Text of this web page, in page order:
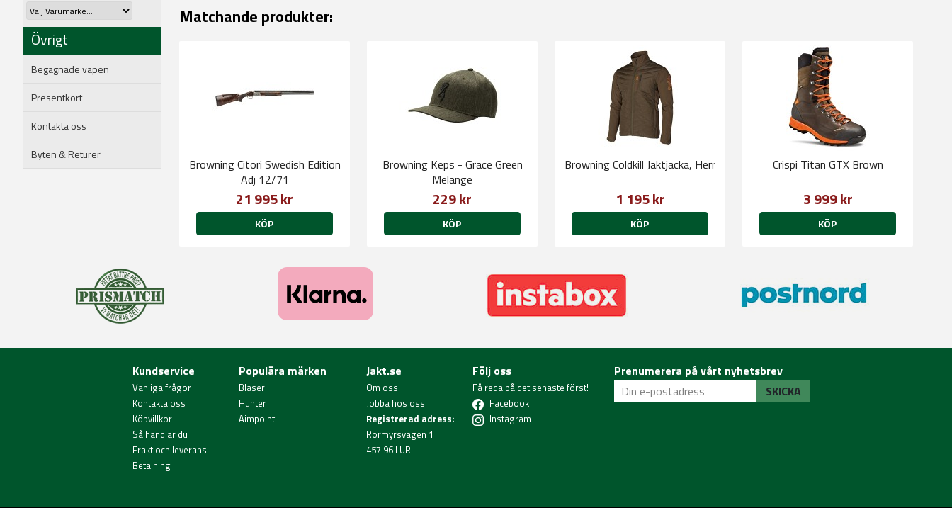
Övrigt
Begagnade vapen
Presentkort
Kontakta oss
Byten & Returer
Matchande produkter:
Browning Citori Swedish Edition
Adj 12/71
21 995 kr
KÖP
Browning Keps - Grace Green
Melange
229 kr
KÖP
Browning Coldkill Jaktjacka, Herr
1 195 kr
KÖP
Crispi Titan GTX Brown
3 999 kr
KÖP
Kundservice
Vanliga frågor
Kontakta oss
Köpvillkor
Så handlar du
Frakt och leverans
Betalning
Populära märken
Blaser
Hunter
Aimpoint
Jakt.se
Om oss
Jobba hos oss
Registrerad adress:
Rörmyrsvägen 1
457 96 LUR
Följ oss
Få reda på det senaste först!
Facebook
Instagram
Prenumerera på vårt nyhetsbrev
SKICKA